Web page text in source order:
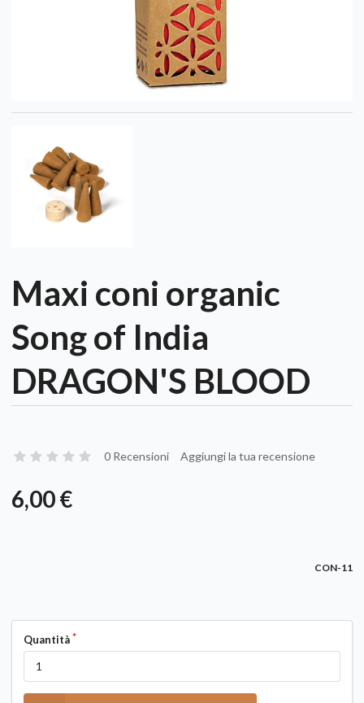
Maxi coni organic
Song of India
DRAGON'S BLOOD
0 Recensioni Aggiungi la tua recensione
6,00 €
CON-11
Quantità